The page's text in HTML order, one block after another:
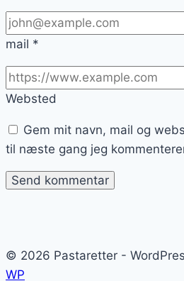
mail *
Websted
Gem mit navn, mail og
til næste gang jeg
© 2026 Pastaretter -
WP